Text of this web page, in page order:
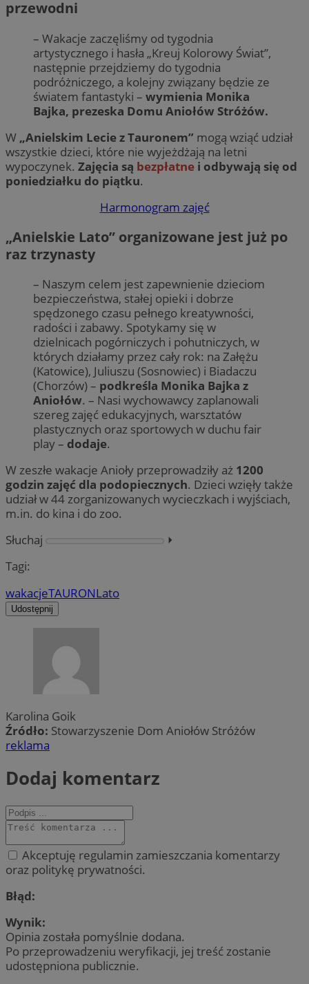
przewodni
– Wakacje zaczęliśmy od tygodnia
artystycznego i hasła „Kreuj Kolorowy Świat”,
następnie przejdziemy do tygodnia
podróżniczego, a kolejny związany będzie ze
światem fantastyki – wymienia Monika
Bajka, prezeska Domu Aniołów Stróżów.
W „Anielskim Lecie z Tauronem” mogą wziąć udział
wszystkie dzieci, które nie wyjeżdżają na letni
wypoczynek. Zajęcia są bezpłatne i odbywają się od
poniedziałku do piątku.
Harmonogram zajęć
„Anielskie Lato” organizowane jest już po
raz trzynasty
– Naszym celem jest zapewnienie dzieciom
bezpieczeństwa, stałej opieki i dobrze
spędzonego czasu pełnego kreatywności,
radości i zabawy. Spotykamy się w
dzielnicach pogórniczych i pohutniczych, w
których działamy przez cały rok: na Załężu
(Katowice), Juliuszu (Sosnowiec) i Biadaczu
(Chorzów) – podkreśla Monika Bajka z
Aniołów. – Nasi wychowawcy zaplanowali
szereg zajęć edukacyjnych, warsztatów
plastycznych oraz sportowych w duchu fair
play – dodaje.
W zeszłe wakacje Anioły przeprowadziły aż 1200
godzin zajęć dla podopiecznych. Dzieci wzięły także
udział w 44 zorganizowanych wycieczkach i wyjściach,
m.in. do kina i do zoo.
Słuchaj
⏵︎
Tagi:
wakacjeTAURONLato
Udostępnij
Karolina Goik
Źródło: Stowarzyszenie Dom Aniołów Stróżów
reklama
Dodaj komentarz
Akceptuję regulamin zamieszczania komentarzy
oraz politykę prywatności.
Błąd:
Wynik:
Opinia została pomyślnie dodana.
Po przeprowadzeniu weryfikacji, jej treść zostanie
udostępniona publicznie.